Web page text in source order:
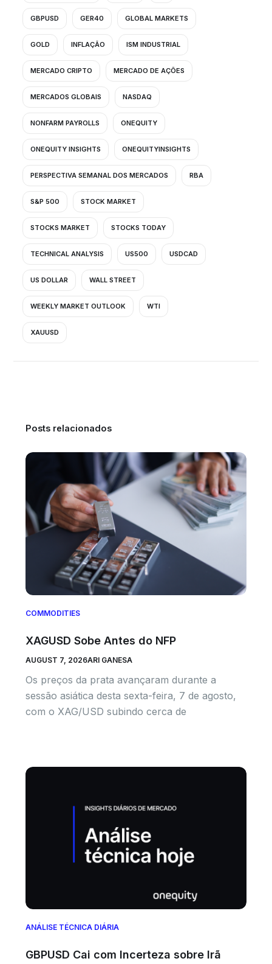
GBPUSD GER40 GLOBAL MARKETS
GOLD INFLAÇÃO ISM INDUSTRIAL
MERCADO CRIPTO MERCADO DE AÇÕES
MERCADOS GLOBAIS NASDAQ
NONFARM PAYROLLS ONEQUITY
ONEQUITY INSIGHTS ONEQUITYINSIGHTS
PERSPECTIVA SEMANAL DOS MERCADOS RBA
S&P 500 STOCK MARKET
STOCKS MARKET STOCKS TODAY
TECHNICAL ANALYSIS US500 USDCAD
US DOLLAR WALL STREET
WEEKLY MARKET OUTLOOK WTI
XAUUSD
Posts relacionados
COMMODITIES
XAGUSD Sobe Antes do NFP
AUGUST 7, 2026ARI GANESA
Os preços da prata avançaram durante a
sessão asiática desta sexta-feira, 7 de agosto,
com o XAG/USD subindo cerca de
ANÁLISE TÉCNICA DIÁRIA
GBPUSD Cai com Incerteza sobre Irã